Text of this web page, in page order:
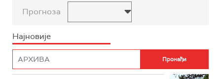
Прогноза
Најновије